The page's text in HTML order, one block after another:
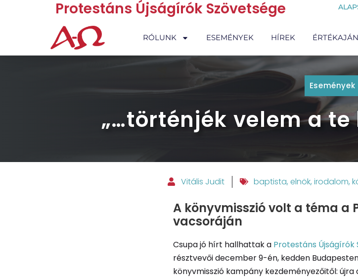
Protestáns Újságírók Szövetsége
RÓLUNK ESEMÉNYEK HÍREK
Események
„…történjék velem a te
Vitális Judit baptista, elnök, irodalom,
A könyvmisszió volt a téma a
vacsoráján
Csupa jó hírt hallhattak a Protestáns Újságírók
résztvevői december 9-én, kedden
könyvmisszió kampány kezdeményezőitől: